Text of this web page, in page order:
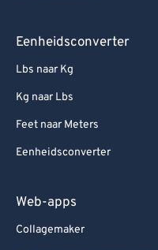
Eenheidsconverter
Lbs naar Kg
Kg naar Lbs
Feet naar Meters
Eenheidsconverter
Web-apps
Collagemaker